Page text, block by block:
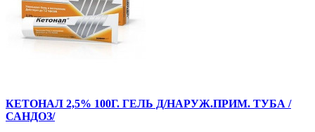
КЕТОНАЛ 2,5% 100Г. ГЕЛЬ Д/НАРУЖ.ПРИМ. ТУБА /
САНДОЗ/